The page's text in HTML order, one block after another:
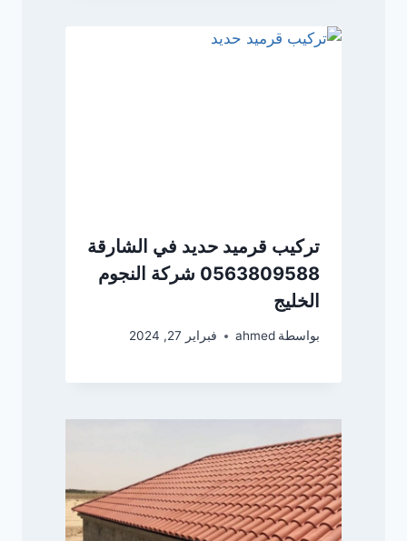
تركيب قرميد حديد في الشارقة
0563809588 شركة النجوم
الخليج
بواسطة ahmed فبراير 27, 2024